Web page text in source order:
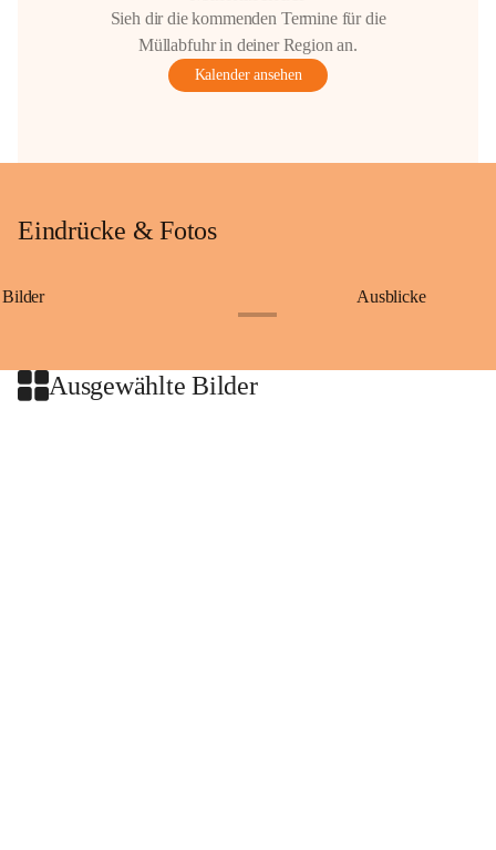
Sieh dir die kommenden Termine für die
Müllabfuhr in deiner Region an.
Kalender ansehen
Eindrücke & Fotos
Bilder Ausblicke
Ausgewählte Bilder